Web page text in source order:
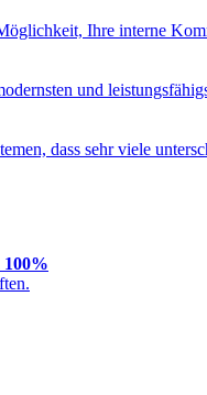
Ihre interne
und
dass sehr viele